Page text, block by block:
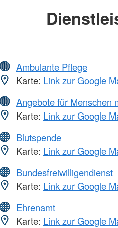
Ambulante Pflege
Karte: Link zur Google
Angebote für Menschen
Karte: Link zur Google
Blutspende
Karte: Link zur Google
Bundesfreiwilligendienst
Karte: Link zur Google
Ehrenamt
Karte: Link zur Google